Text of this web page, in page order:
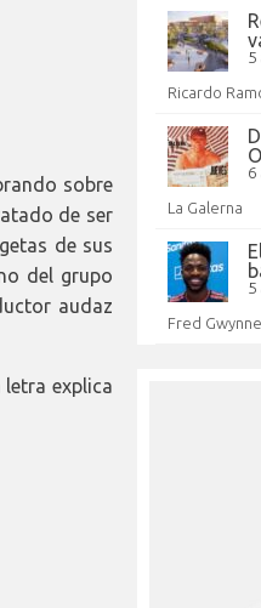
sobre
de ser
de sus
del grupo
audaz
explica
5
Ricardo
6
La Galerna
5
Fred Gwynne